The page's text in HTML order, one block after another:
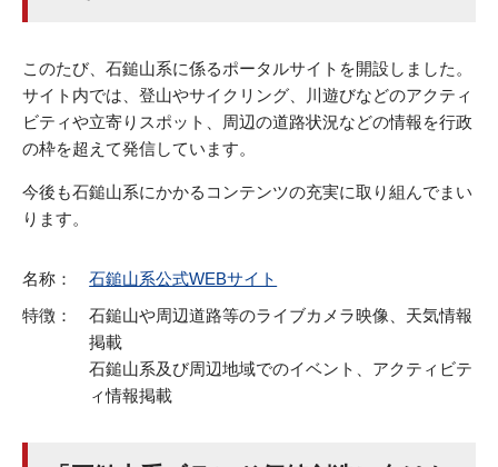
このたび、石鎚山系に係るポータルサイトを開設しました。
サイト内では、登山やサイクリング、川遊びなどのアクティ
ビティや立寄りスポット、周辺の道路状況などの情報を行政
の枠を超えて発信しています。
今後も石鎚山系にかかるコンテンツの充実に取り組んでまい
ります。
名称：
石鎚山系公式WEBサイト
特徴：
石鎚山や周辺道路等のライブカメラ映像、天気情報
掲載
石鎚山系及び周辺地域でのイベント、アクティビテ
ィ情報掲載